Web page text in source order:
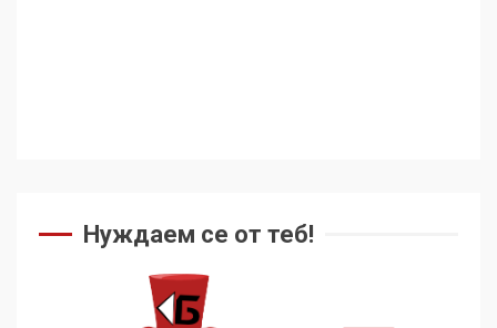
Нуждаем се от теб!
5
136 страни в ООН